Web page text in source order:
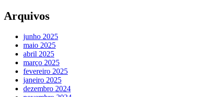
Arquivos
junho 2025
maio 2025
abril 2025
março 2025
fevereiro 2025
janeiro 2025
dezembro 2024